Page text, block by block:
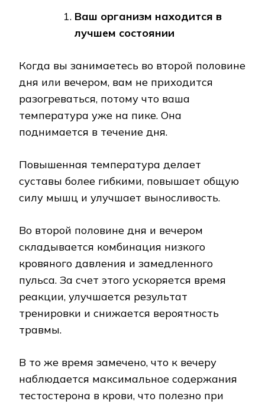
Ваш организм находится в
лучшем состоянии
Когда вы занимаетесь во второй половине
дня или вечером, вам не приходится
разогреваться, потому что ваша
температура уже на пике. Она
поднимается в течение дня.
Повышенная температура делает
суставы более гибкими, повышает общую
силу мышц и улучшает выносливость.
Во второй половине дня и вечером
складывается комбинация низкого
кровяного давления и замедленного
пульса. За счет этого ускоряется время
реакции, улучшается результат
тренировки и снижается вероятность
травмы.
В то же время замечено, что к вечеру
наблюдается максимальное содержания
тестостерона в крови, что полезно при